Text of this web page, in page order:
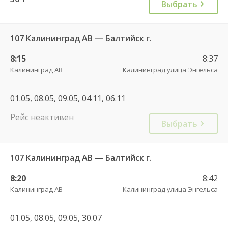
Выбрать
107 Калининград АВ — Балтийск г.
8:15
Калининград АВ
8:37
Калининград улица Энгельса
01.05, 08.05, 09.05, 04.11, 06.11
Рейс неактивен
Выбрать
107 Калининград АВ — Балтийск г.
8:20
Калининград АВ
8:42
Калининград улица Энгельса
01.05, 08.05, 09.05, 30.07